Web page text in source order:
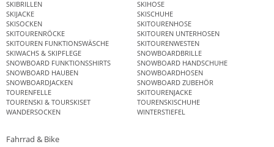
SKIBRILLEN
SKIHOSE
SKIJACKE
SKISCHUHE
SKISOCKEN
SKITOURENHOSE
SKITOURENRÖCKE
SKITOUREN UNTERHOSEN
SKITOUREN FUNKTIONSWÄSCHE
SKITOURENWESTEN
SKIWACHS & SKIPFLEGE
SNOWBOARDBRILLE
SNOWBOARD FUNKTIONSSHIRTS
SNOWBOARD HANDSCHUHE
SNOWBOARD HAUBEN
SNOWBOARDHOSEN
SNOWBOARDJACKEN
SNOWBOARD ZUBEHÖR
TOURENFELLE
SKITOURENJACKE
TOURENSKI & TOURSKISET
TOURENSKISCHUHE
WANDERSOCKEN
WINTERSTIEFEL
Fahrrad & Bike